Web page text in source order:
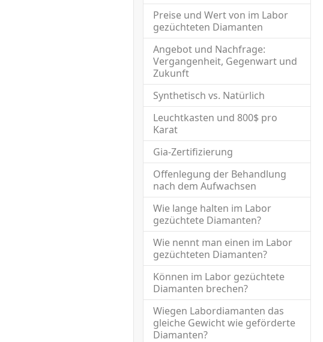
Preise und Wert von im Labor
gezüchteten Diamanten
Angebot und Nachfrage:
Vergangenheit, Gegenwart und
Zukunft
Synthetisch vs. Natürlich
Leuchtkasten und 800$ pro
Karat
Gia-Zertifizierung
Offenlegung der Behandlung
nach dem Aufwachsen
Wie lange halten im Labor
gezüchtete Diamanten?
Wie nennt man einen im Labor
gezüchteten Diamanten?
Können im Labor gezüchtete
Diamanten brechen?
Wiegen Labordiamanten das
gleiche Gewicht wie geförderte
Diamanten?